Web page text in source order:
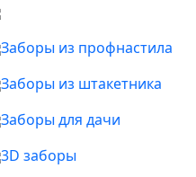
Заборы из профнастила
Заборы из штакетника
Заборы для дачи
3D заборы